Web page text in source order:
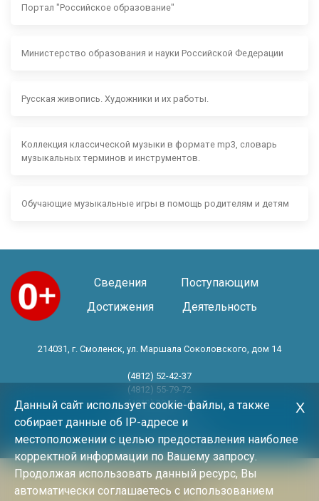
Портал "Российское образование"
Министерство образования и науки Российской Федерации
Русская живопись. Художники и их работы.
Коллекция классической музыки в формате mp3, словарь
музыкальных терминов и инструментов.
Обучающие музыкальные игры в помощь родителям и детям
Сведения
Поступающим
Достижения
Деятельность
214031, г. Смоленск, ул. Маршала Соколовского, дом 14
(4812) 52-42-37
(4812) 55-79-72
(4812) 30-06-11
Год основания 1983 год
Политика конфиденциальности
Архив новостей
Данный сайт использует cookie-файлы, а также
собирает данные об IP-адресе и
местоположении с целью предоставления наиболее
корректной информации по Вашему запросу.
Продолжая использовать данный ресурс, Вы
автоматически соглашаетесь с использованием
Х